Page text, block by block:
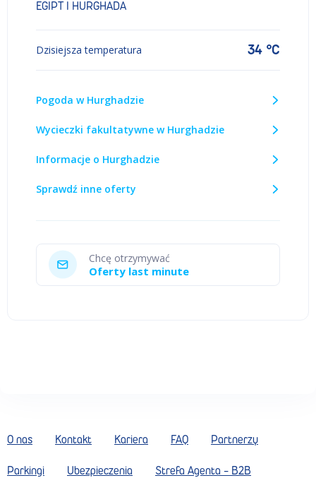
EGIPT I HURGHADA
Dzisiejsza temperatura 34 °C
Pogoda w Hurghadzie
Wycieczki fakultatywne w Hurghadzie
Informacje o Hurghadzie
Sprawdź inne oferty
Chcę otrzymywać
Oferty last minute
O nas Kontakt Kariera FAQ Partnerzy
Parkingi Ubezpieczenia Strefa Agenta - B2B